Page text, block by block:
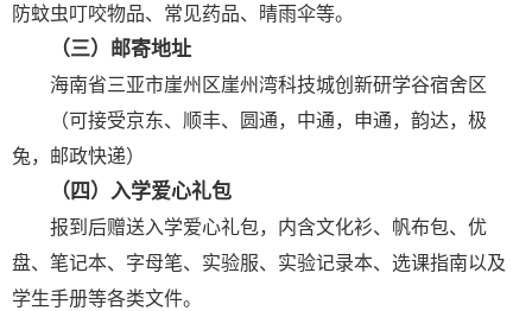
防蚊虫叮咬物品、常见药品、晴雨伞等。
（三）邮寄地址
海南省三亚市崖州区崖州湾科技城创新研学谷宿舍区
（可接受京东、顺丰、圆通，中通，申通，韵达，极
兔，邮政快递）
（四）入学爱心礼包
报到后赠送入学爱心礼包，内含文化衫、帆布包、优
盘、笔记本、字母笔、实验服、实验记录本、选课指南以及
学生手册等各类文件。